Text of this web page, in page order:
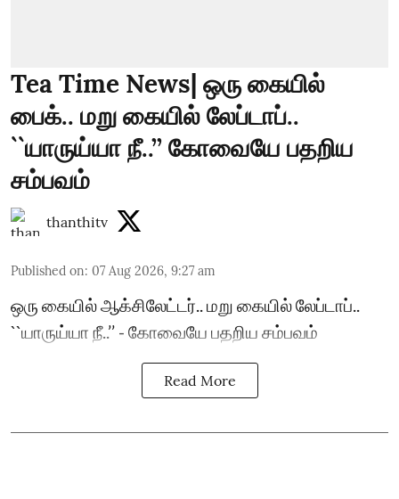
Tea Time News| ஒரு கையில்
பைக்.. மறு கையில் லேப்டாப்..
``யாருய்யா நீ..’’ கோவையே பதறிய
சம்பவம்
thanthitv
Published on: 07 Aug 2026, 9:27 am
ஒரு கையில் ஆக்சிலேட்டர்.. மறு கையில் லேப்டாப்..
``யாருய்யா நீ..’’ - கோவையே பதறிய சம்பவம்
Read More